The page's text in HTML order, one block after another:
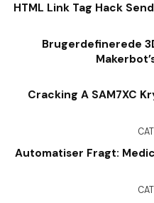
HTML Link Tag Hack
Brugerdefinerede
Cracking A SAM7XC
Automatiser Fragt: